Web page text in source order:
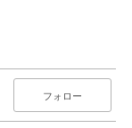
フォロー